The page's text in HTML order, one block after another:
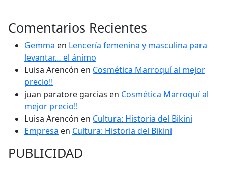
Comentarios Recientes
Gemma en Lencería femenina y masculina para
levantar… el ánimo
Luisa Arencón en Cosmética Marroquí al mejor
precio!!
juan paratore garcias en Cosmética Marroquí al
mejor precio!!
Luisa Arencón en Cultura: Historia del Bikini
Empresa en Cultura: Historia del Bikini
PUBLICIDAD